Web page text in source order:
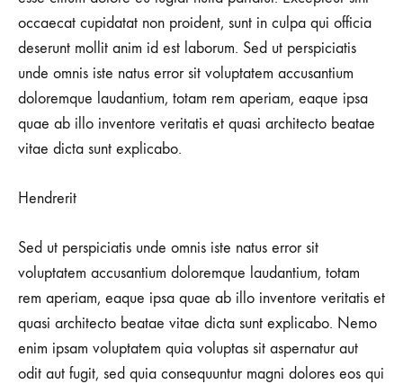
occaecat cupidatat non proident, sunt in culpa qui officia
deserunt mollit anim id est laborum. Sed ut perspiciatis
unde omnis iste natus error sit voluptatem accusantium
doloremque laudantium, totam rem aperiam, eaque ipsa
quae ab illo inventore veritatis et quasi architecto beatae
vitae dicta sunt explicabo.
Hendrerit
Sed ut perspiciatis unde omnis iste natus error sit
voluptatem accusantium doloremque laudantium, totam
rem aperiam, eaque ipsa quae ab illo inventore veritatis et
quasi architecto beatae vitae dicta sunt explicabo. Nemo
enim ipsam voluptatem quia voluptas sit aspernatur aut
odit aut fugit, sed quia consequuntur magni dolores eos qui